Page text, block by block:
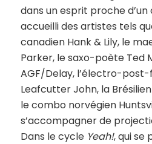
dans un esprit proche
accueilli des artistes tels
canadien Hank & Lily, le
Parker, le saxo-poète Ted
AGF/Delay, l’électro-
Leafcutter John, la
le combo norvégien
s’accompagner de
Dans le cycle Yeah!, qui se